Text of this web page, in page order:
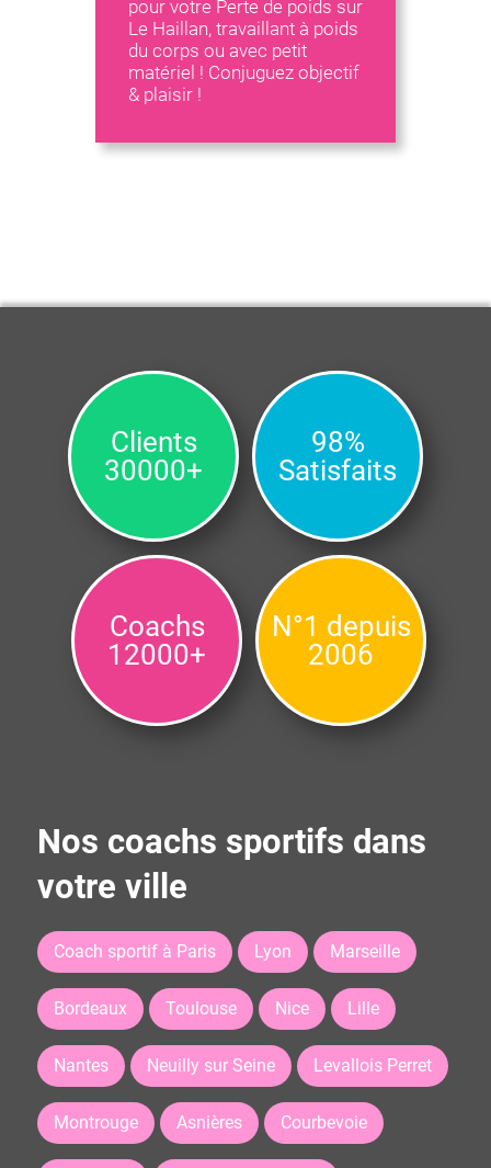
pour votre Perte de poids sur
Le Haillan, travaillant à poids
du corps ou avec petit
matériel ! Conjuguez objectif
& plaisir !
Clients
30000+
98%
Satisfaits
Coachs
12000+
N°1 depuis
2006
Nos coachs sportifs dans
votre ville
Coach sportif à Paris Lyon Marseille
Bordeaux Toulouse Nice Lille
Nantes Neuilly sur Seine Levallois Perret
Montrouge Asnières Courbevoie